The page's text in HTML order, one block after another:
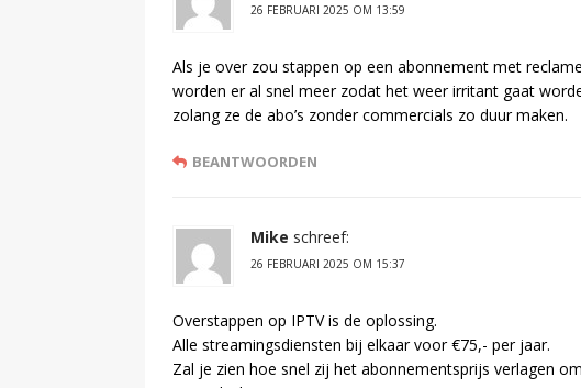
26 FEBRUARI 2025 OM 13:59
Als je over zou stappen op een abonnement met
worden er al snel meer zodat het weer irritant gaat
zolang ze de abo’s zonder commercials zo duur maken.
BEANTWOORDEN
Mike schreef:
26 FEBRUARI 2025 OM 15:37
Overstappen op IPTV is de oplossing.
Alle streamingsdiensten bij elkaar voor €75,- per jaar.
Zal je zien hoe snel zij het abonnementsprijs verlagen